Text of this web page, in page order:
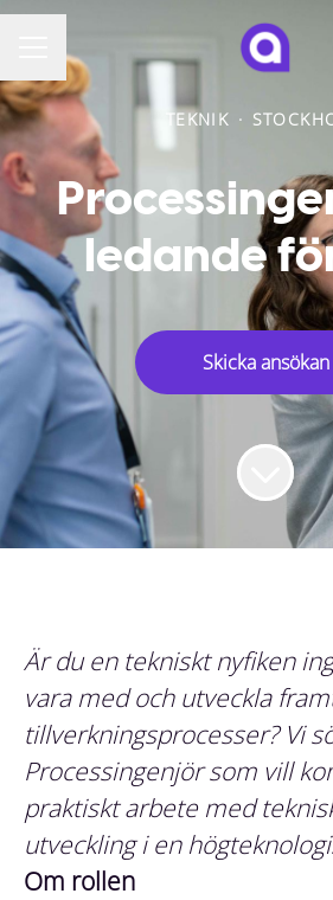
KARRIÄRMENY
TEKNIK ·
ledande
Skicka ansökan
Är du en tekniskt nyfiken
vara med och utveckla
tillverkningsprocesser? Vi
Processingenjör som vill
praktiskt arbete med
utveckling i en
Om rollen